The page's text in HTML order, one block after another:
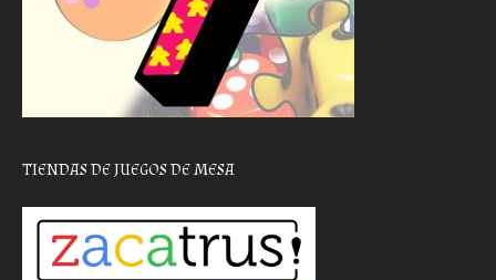
TIENDAS DE JUEGOS DE MESA